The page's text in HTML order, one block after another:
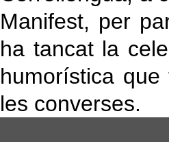
Manifest, per
ha tancat la
humorística
les converses.